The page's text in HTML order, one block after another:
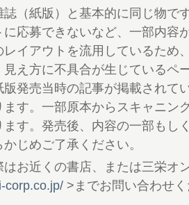
4 金融の中心を守る重厚な
ル建築を周遊しよう
クトヒストリー 清水喜助
智学校
と「銀座煉瓦街」
と「新橋駅」・「横浜駅
部大学校
クマンと「官庁集中計
築の父」辰野金吾
た片山東熊
（紙版）と基本的に同じ物で
応募できないなど、一部内容
イアウトを流用しているため
え方に不具合が生じているペ
版発売当時の記事が掲載されて
す。一部原本からスキャニン
す。発売後、内容の一部もし
じめご了承ください。
お近くの書店、または三栄オ
corp.co.jp/ >までお問い合わせ